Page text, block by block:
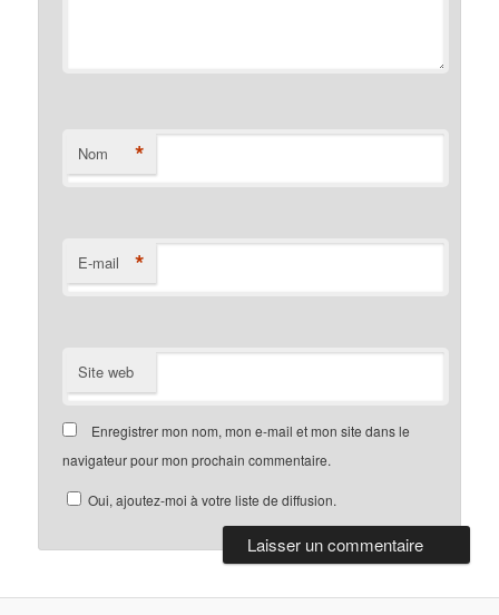
Nom *
E-mail *
Site web
Enregistrer mon nom, mon e-mail et mon site dans le
navigateur pour mon prochain commentaire.
Oui, ajoutez-moi à votre liste de diffusion.